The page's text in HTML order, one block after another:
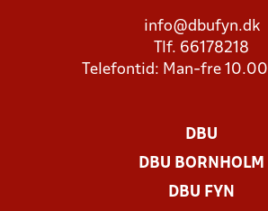
info@dbufyn.dk
Tlf. 66178218
Telefontid: Man-fre
DBU
DBU BORNHOLM
DBU FYN